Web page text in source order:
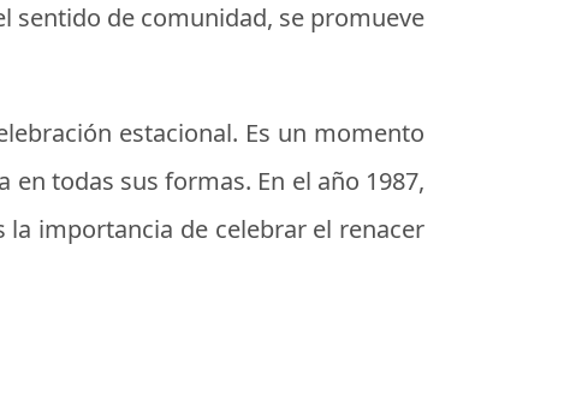
sentido de comunidad, se promueve
estacional. Es un momento
todas sus formas. En el año 1987,
importancia de celebrar el renacer